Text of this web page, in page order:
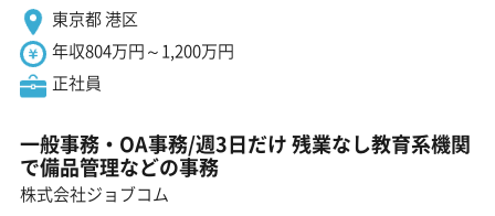
東京都 港区
年収804万円～1,200万円
正社員
一般事務・OA事務/週3日だけ 残業なし教育系機関
で備品管理などの事務
株式会社ジョブコム